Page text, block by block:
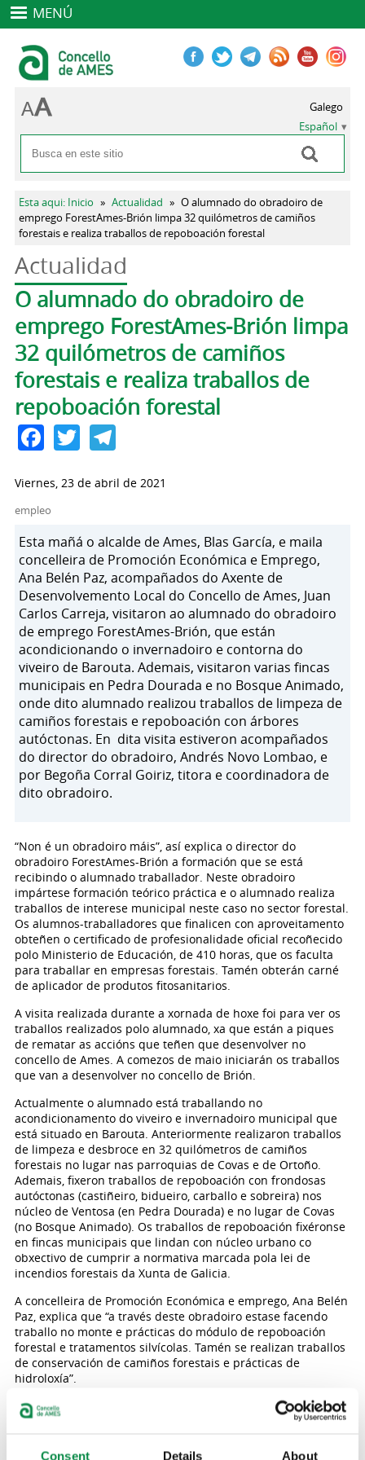
Consent Details About
MENÚ
Formulario de búsqueda
Buscar
Galego
Español
Se encuentra usted aquí
Esta aqui: Inicio » Actualidad » O alumnado do obradoiro de
emprego ForestAmes-Brión limpa 32 quilómetros de camiños
forestais e realiza traballos de repoboación forestal
Actualidad
Solapas principales
O alumnado do obradoiro de
emprego ForestAmes-Brión limpa
32 quilómetros de camiños
forestais e realiza traballos de
repoboación forestal
Facebook
TwitterTelegram
Viernes, 23 de abril de 2021
empleo
Esta mañá o alcalde de Ames, Blas García, e maila
concelleira de Promoción Económica e Emprego,
Ana Belén Paz, acompañados do Axente de
Desenvolvemento Local do Concello de Ames, Juan
Carlos Carreja, visitaron ao alumnado do obradoiro
de emprego ForestAmes-Brión, que están
acondicionando o invernadoiro e contorna do
viveiro de Barouta. Ademais, visitaron varias fincas
municipais en Pedra Dourada e no Bosque Animado,
onde dito alumnado realizou traballos de limpeza de
camiños forestais e repoboación con árbores
autóctonas. En dita visita estiveron acompañados
do director do obradoiro, Andrés Novo Lombao, e
por Begoña Corral Goiriz, titora e coordinadora de
dito obradoiro.
“Non é un obradoiro máis”, así explica o director do
obradoiro ForestAmes-Brión a formación que se está
recibindo o alumnado traballador. Neste obradoiro
impártese formación teórico práctica e o alumnado realiza
traballos de interese municipal neste caso no sector forestal.
Os alumnos-traballadores que finalicen con aproveitamento
obteñen o certificado de profesionalidade oficial recoñecido
polo Ministerio de Educación, de 410 horas, que os faculta
para traballar en empresas forestais. Tamén obterán carné
de aplicador de produtos fitosanitarios.
A visita realizada durante a xornada de hoxe foi para ver os
traballos realizados polo alumnado, xa que están a piques
de rematar as accións que teñen que desenvolver no
concello de Ames. A comezos de maio iniciarán os traballos
que van a desenvolver no concello de Brión.
Actualmente o alumnado está traballando no
acondicionamento do viveiro e invernadoiro municipal que
está situado en Barouta. Anteriormente realizaron traballos
de limpeza e desbroce en 32 quilómetros de camiños
forestais no lugar nas parroquias de Covas e de Ortoño.
Ademais, fixeron traballos de repoboación con frondosas
autóctonas (castiñeiro, bidueiro, carballo e sobreira) nos
núcleo de Ventosa (en Pedra Dourada) e no lugar de Covas
(no Bosque Animado). Os traballos de repoboación fixéronse
en fincas municipais que lindan con núcleo urbano co
obxectivo de cumprir a normativa marcada pola lei de
incendios forestais da Xunta de Galicia.
A concelleira de Promoción Económica e emprego, Ana Belén
Paz, explica que “a través deste obradoiro estase facendo
traballo no monte e prácticas do módulo de repoboación
forestal e tratamentos silvícolas. Tamén se realizan traballos
de conservación de camiños forestais e prácticas de
hidroloxía”.
Este obradoiro está sufragado pola Consellería de Emprego e
Igualdade, da Xunta de Galicia, e con achegas municipais dos
invístense 381.801 euros, dos cales 346.946 son para salarios